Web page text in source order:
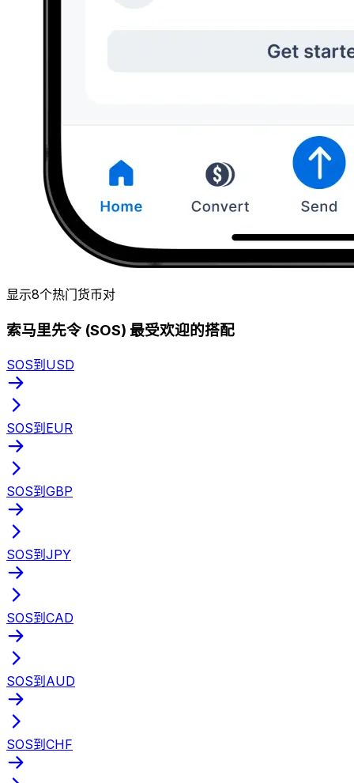
显示8个热门货币对
索马里先令 (SOS) 最受欢迎的搭配
SOS到USD
SOS到EUR
SOS到GBP
SOS到JPY
SOS到CAD
SOS到AUD
SOS到CHF